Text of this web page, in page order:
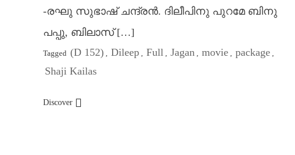
-രഘു സുഭാഷ് ചന്ദ്രൻ. ദിലീപിനു പുറമേ ബിനു
പപ്പു, ബിലാസ് […]
Tagged (D 152) Dileep Full Jagan movie package
Shaji Kailas
Discover